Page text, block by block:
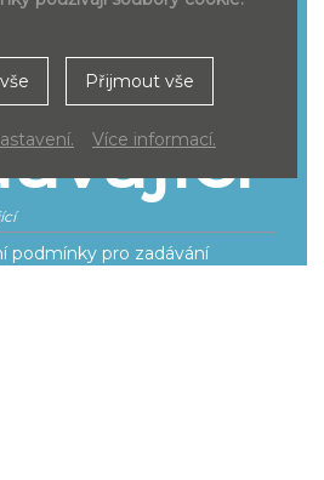
podmínky pro zadávání
Přijmout vše
Více informací.